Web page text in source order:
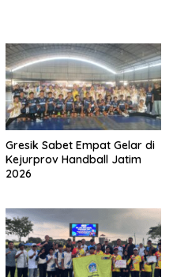
Gresik Sabet Empat Gelar di
Kejurprov Handball Jatim
2026